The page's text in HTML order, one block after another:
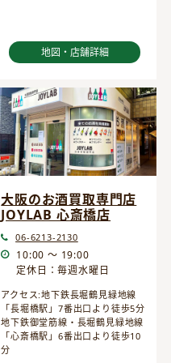
地図・店舗詳細
大阪のお酒買取専門店
JOYLAB 心斎橋店
06-6213-2130
10:00 ～ 19:00
定休日：毎週水曜日
アクセス:地下鉄長堀鶴見緑地線
「長堀橋駅」7番出口より徒歩5分
地下鉄御堂筋線・長堀鶴見緑地線
「心斎橋駅」6番出口より徒歩10
分